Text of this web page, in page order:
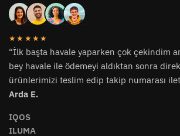
★★★★★
“İlk başta havale yaparken çok çekindim
bey havale ile ödemeyi aldıktan sonra
ürünlerimizi teslim edip takip numarası
Arda E.
IQOS
ILUMA